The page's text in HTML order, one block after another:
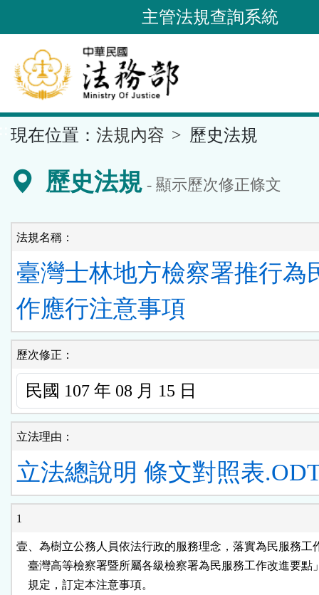
到
要
內
容
區
主管法規查詢系統
現在位置： 法規內容 歷史法規
歷史法規 - 顯示歷次修正條文
法規名稱：
臺灣士林地方檢察署推行為
作應行注意事項
歷次修正：
立法理由：
立法總說明 條文對照表
1
壹、為樹立公務人員依法行政的服務理念，落實為民服務工
臺灣高等檢察署暨所屬各級檢察署為民服務工作改進要點
    規定，訂定本注意事項。